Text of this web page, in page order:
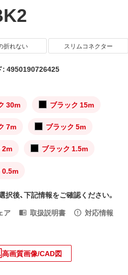
折れない スリムコネクター
: 4950190726425
30m ブラック 15m
7m ブラック 5m
2m ブラック 1.5m
0.5m
後、下記情報をご確認ください。
ア 取扱説明書
対応情報
高画質画像/CAD図